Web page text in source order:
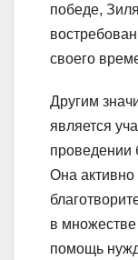
победе,
своего
Другим
является
проведении
Она
в
помощь